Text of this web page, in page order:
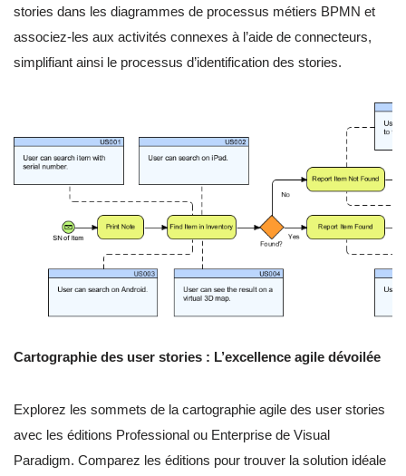
stories dans les diagrammes de processus métiers BPMN et
associez-les aux activités connexes à l’aide de connecteurs,
simplifiant ainsi le processus d’identification des stories.
Cartographie des user stories : L’excellence agile dévoilée
Explorez les sommets de la cartographie agile des user stories
avec les éditions Professional ou Enterprise de Visual
Paradigm. Comparez les éditions pour trouver la solution idéale